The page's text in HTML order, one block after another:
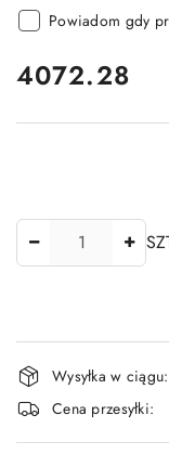
Powiadom gdy
cena:
4072.28
Dostępność
i
dostawa
Wysyłka w ciągu:
Cena przesyłki: